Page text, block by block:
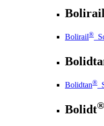
Bolirail
Bolirail®
Bolidtan®
Bolidt®